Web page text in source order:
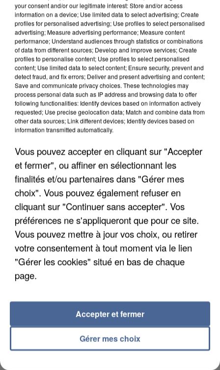
APRÈS TOUTES CES CANICULES, LES REFUGES
L’UN DES FONDATEURS SUPPOSÉS DE LA DZ
MAFIA INTERPELLÉ EN ALGÉRIE
your consent and/or our legitimate interest: Store and/or access
information on a device; Use limited data to select advertising; Create
profiles for personalised advertising; Use profiles to select personalised
advertising; Measure advertising performance; Measure content
performance; Understand audiences through statistics or combinations
of data from different sources; Develop and improve services; Create
profiles to personalise content; Use profiles to select personalised
content; Use limited data to select content; Ensure security, prevent and
detect fraud, and fix errors; Deliver and present advertising and content;
Save and communicate privacy choices. These technologies may
process personal data such as IP address and browsing data to offer
following functionalities: Identify devices based on information actively
requested; Use precise geolocation data; Match and combine data from
other data sources; Link different devices; Identify devices based on
information transmitted automatically.
Vous pouvez accepter en cliquant sur "Accepter
et fermer", ou affiner en sélectionnant les
finalités et/ou partenaires dans "Gérer mes
choix". Vous pouvez également refuser en
cliquant sur "Continuer sans accepter". Vos
préférences ne s'appliqueront que pour ce site.
Vous pouvez mettre à jour vos choix, ou retirer
votre consentement à tout moment via le lien
"Gérer les cookies" situé en bas de chaque
page.
Gérer mes choix
Accepter et fermer